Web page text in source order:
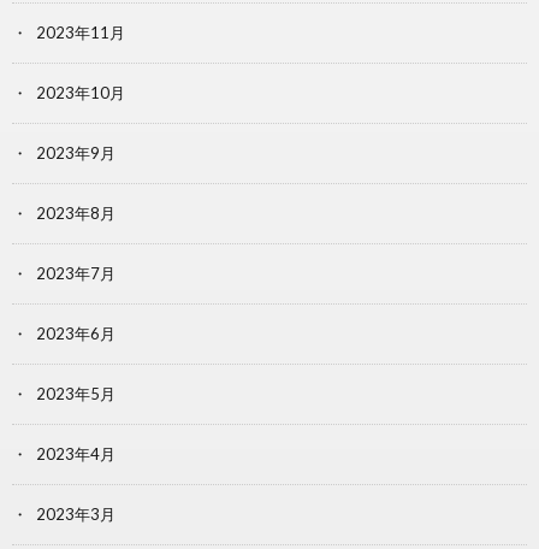
2023年11月
2023年10月
2023年9月
2023年8月
2023年7月
2023年6月
2023年5月
2023年4月
2023年3月